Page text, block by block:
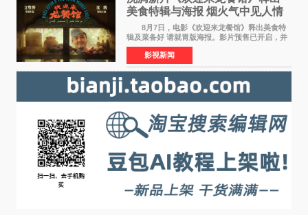
美食特辑与海报 烟火气中见人情
温暖
8月7日，电影《欢迎来龙餐馆》释出美食特
辑及菜备好 请就胃版海报。影片预售已开启，并
将于8月8日至10日14:00-21:00举行全国超前点
映。电影《欢迎来龙餐馆》作为战争美食喜剧大
片，讲述了中国
影视新闻